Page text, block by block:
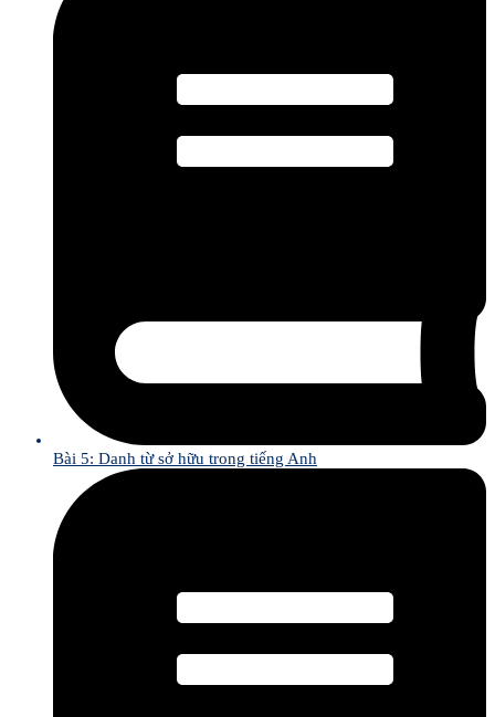
Bài 5: Danh từ sở hữu trong tiếng Anh